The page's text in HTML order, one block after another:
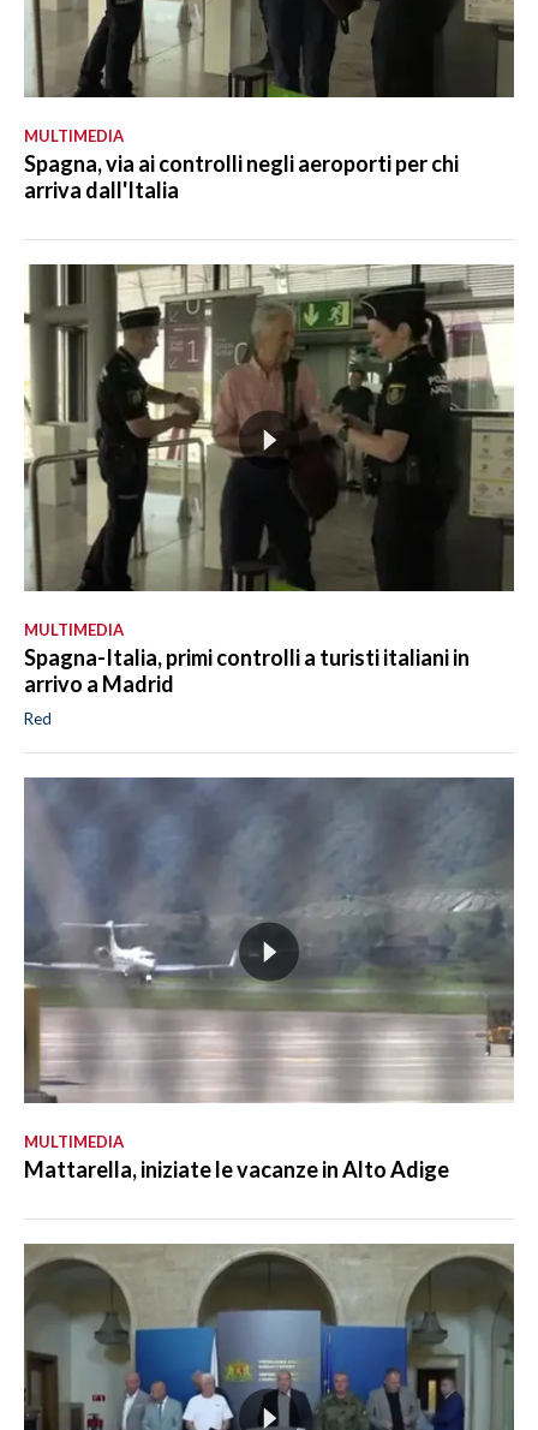
MULTIMEDIA
Spagna, via ai controlli negli aeroporti per chi
arriva dall'Italia
MULTIMEDIA
Spagna-Italia, primi controlli a turisti italiani in
arrivo a Madrid
Red
MULTIMEDIA
Mattarella, iniziate le vacanze in Alto Adige